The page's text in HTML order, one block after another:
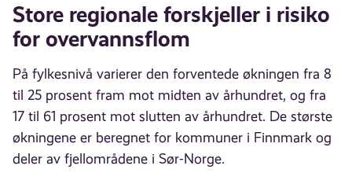
Store regionale forskjeller i risiko
for overvannsflom
På fylkesnivå varierer den forventede økningen fra 8
til 25 prosent fram mot midten av århundret, og fra
17 til 61 prosent mot slutten av århundret. De største
økningene er beregnet for kommuner i Finnmark og
deler av fjellområdene i Sør-Norge.